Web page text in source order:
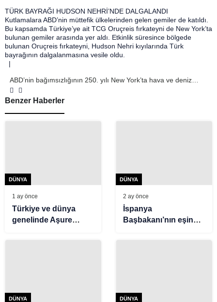
TÜRK BAYRAĞI HUDSON NEHRİ’NDE DALGALANDI
Kutlamalara ABD’nin müttefik ülkelerinden gelen gemiler de katıldı.
Bu kapsamda Türkiye’ye ait TCG Oruçreis fırkateyni de New York’ta
bulunan gemiler arasında yer aldı. Etkinlik süresince bölgede
bulunan Oruçreis fırkateyni, Hudson Nehri kıyılarında Türk
bayrağının dalgalanmasına vesile oldu.
|
ABD’nin bağımsızlığının 250. yılı New York’ta hava ve deniz
törenleriyle kutlandı
Benzer Haberler
DÜNYA
1 ay önce
Türkiye ve dünya
genelinde Aşure
DÜNYA
2 ay önce
İspanya
Başbakanı’nın eşine
DÜNYA DÜNYA